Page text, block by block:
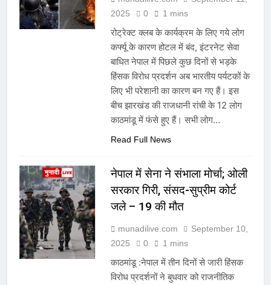
2025
0 1 mins
रोट्रेक्ट क्लब के कार्यक्रम के लिए गये लोग
कर्फ्यू के कारण होटल में बंद, इंटरनेट सेवा
बाधित नेपाल में पिछले कुछ दिनों से भड़के
हिंसक विरोध प्रदर्शन अब भारतीय पर्यटकों के
लिए भी परेशानी का कारण बन गए हैं। इस
बीच झारखंड की राजधानी रांची के 12 लोग
काठमांडू में फंसे हुए हैं। सभी लोग…
Read Full News
नेपाल में सेना ने संभाला मोर्चा; ओली
सरकार गिरी, संसद-सुप्रीम कोर्ट
जले – 19 की मौत
munadilive.com
September 10,
2025
0 1 mins
काठमांडू :नेपाल में तीन दिनों से जारी हिंसक
विरोध प्रदर्शनों ने बुधवार को राजनीतिक